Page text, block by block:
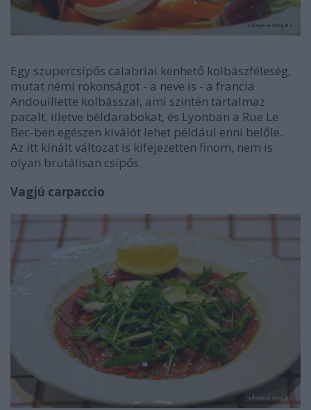
Egy szupercsípős calabriai kenhető kolbászféleség,
mutat némi rokonságot - a neve is - a francia
Andouillette kolbásszal, ami szintén tartalmaz
pacalt, illetve béldarabokat, és Lyonban a Rue Le
Bec-ben egészen kiválót lehet például enni belőle.
Az itt kínált változat is kifejezetten finom, nem is
olyan brutálisan csípős.
Vagjú carpaccio